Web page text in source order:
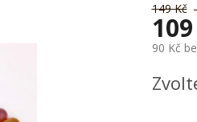
149 Kč
90 Kč
cena: